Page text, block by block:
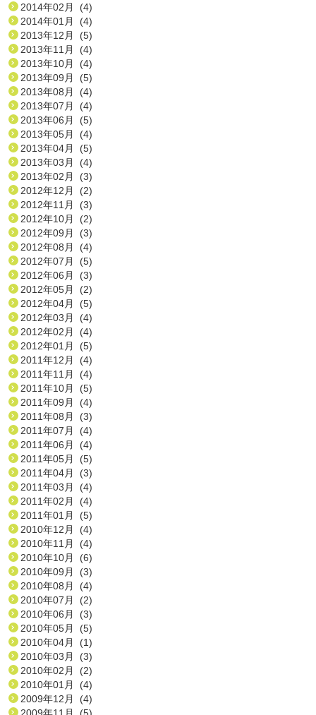
2014年02月 (4)
2014年01月 (4)
2013年12月 (5)
2013年11月 (4)
2013年10月 (4)
2013年09月 (5)
2013年08月 (4)
2013年07月 (4)
2013年06月 (5)
2013年05月 (4)
2013年04月 (5)
2013年03月 (4)
2013年02月 (3)
2012年12月 (2)
2012年11月 (3)
2012年10月 (2)
2012年09月 (3)
2012年08月 (4)
2012年07月 (5)
2012年06月 (3)
2012年05月 (2)
2012年04月 (5)
2012年03月 (4)
2012年02月 (4)
2012年01月 (5)
2011年12月 (4)
2011年11月 (4)
2011年10月 (5)
2011年09月 (4)
2011年08月 (3)
2011年07月 (4)
2011年06月 (4)
2011年05月 (5)
2011年04月 (3)
2011年03月 (4)
2011年02月 (4)
2011年01月 (5)
2010年12月 (4)
2010年11月 (4)
2010年10月 (6)
2010年09月 (3)
2010年08月 (4)
2010年07月 (2)
2010年06月 (3)
2010年05月 (5)
2010年04月 (1)
2010年03月 (3)
2010年02月 (2)
2010年01月 (4)
2009年12月 (4)
2009年11月 (5)